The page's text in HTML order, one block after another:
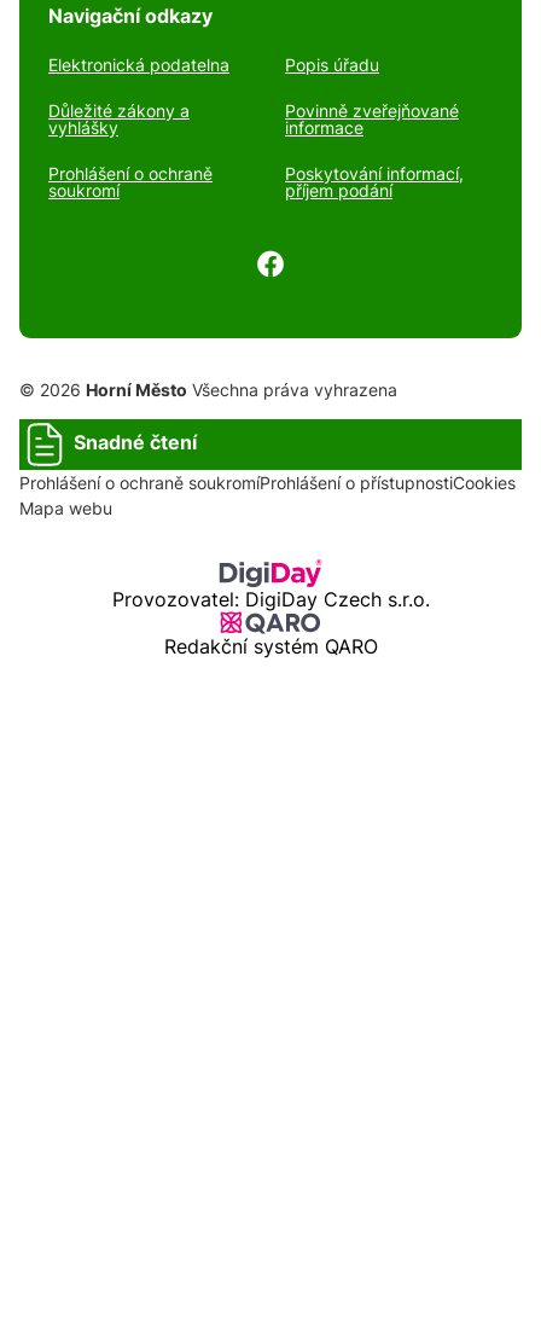
Navigační odkazy
Elektronická podatelna Popis úřadu
Důležité zákony a
vyhlášky
Povinně zveřejňované
informace
Prohlášení o ochraně
soukromí
Poskytování informací,
příjem podání
© 2026 Horní Město Všechna práva vyhrazena
Snadné čtení
Prohlášení o ochraně soukromíProhlášení o přístupnostiCookies
Mapa webu
Provozovatel: DigiDay Czech s.r.o.
Redakční systém QARO